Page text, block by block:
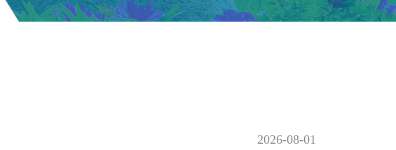
2026-08-01